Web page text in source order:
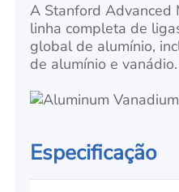
A Stanford Advanced
linha completa de
global de alumínio,
de alumínio e vanádio.
Especificação